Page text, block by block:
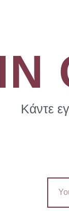
Κάντε